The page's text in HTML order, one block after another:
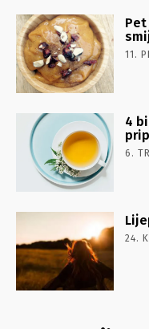
11.
4
6.
24.